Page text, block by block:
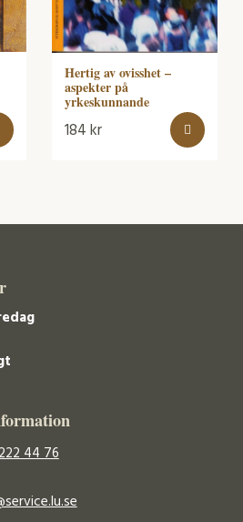
Hertig av ovisshet –
aspekter på
yrkeskunnande
184kr
44 76